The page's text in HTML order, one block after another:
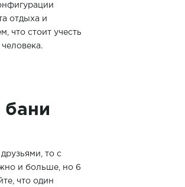
отдыха и
что стоит учесть
бани
то с
и больше, но 6
что один